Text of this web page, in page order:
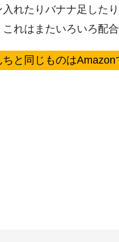
入れたりバナナ足した
これはまたいろいろ配
と同じものはAmazon